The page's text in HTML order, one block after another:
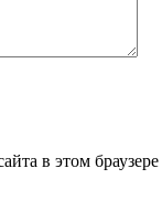
в этом